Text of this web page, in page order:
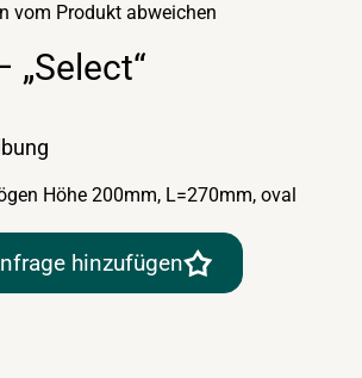
vom Produkt abweichen
„Select“
Höhe 200mm, L=270mm, oval
hinzufügen